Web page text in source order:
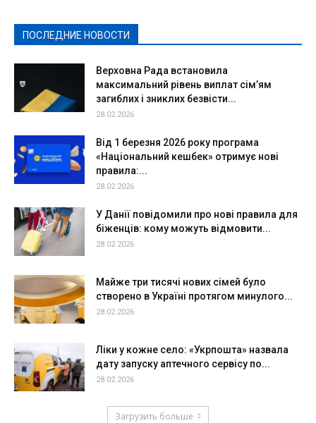
ПОСЛЕДНИЕ НОВОСТИ
Верховна Рада встановила
максимальний рівень виплат сім’ям
загиблих і зниклих безвісти...
28.02.2026
Від 1 березня 2026 року програма
«Національний кешбек» отримує нові
правила:...
28.02.2026
У Данії повідомили про нові правила для
біженців: кому можуть відмовити...
28.02.2026
Майже три тисячі нових сімей було
створено в Україні протягом минулого...
28.02.2026
Ліки у кожне село: «Укрпошта» назвала
дату запуску аптечного сервісу по...
28.02.2026
Загрузить больше